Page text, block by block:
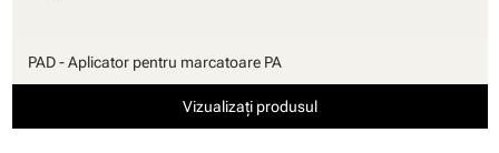
PAD - Aplicator pentru marcatoare PA
Vizualizați produsul